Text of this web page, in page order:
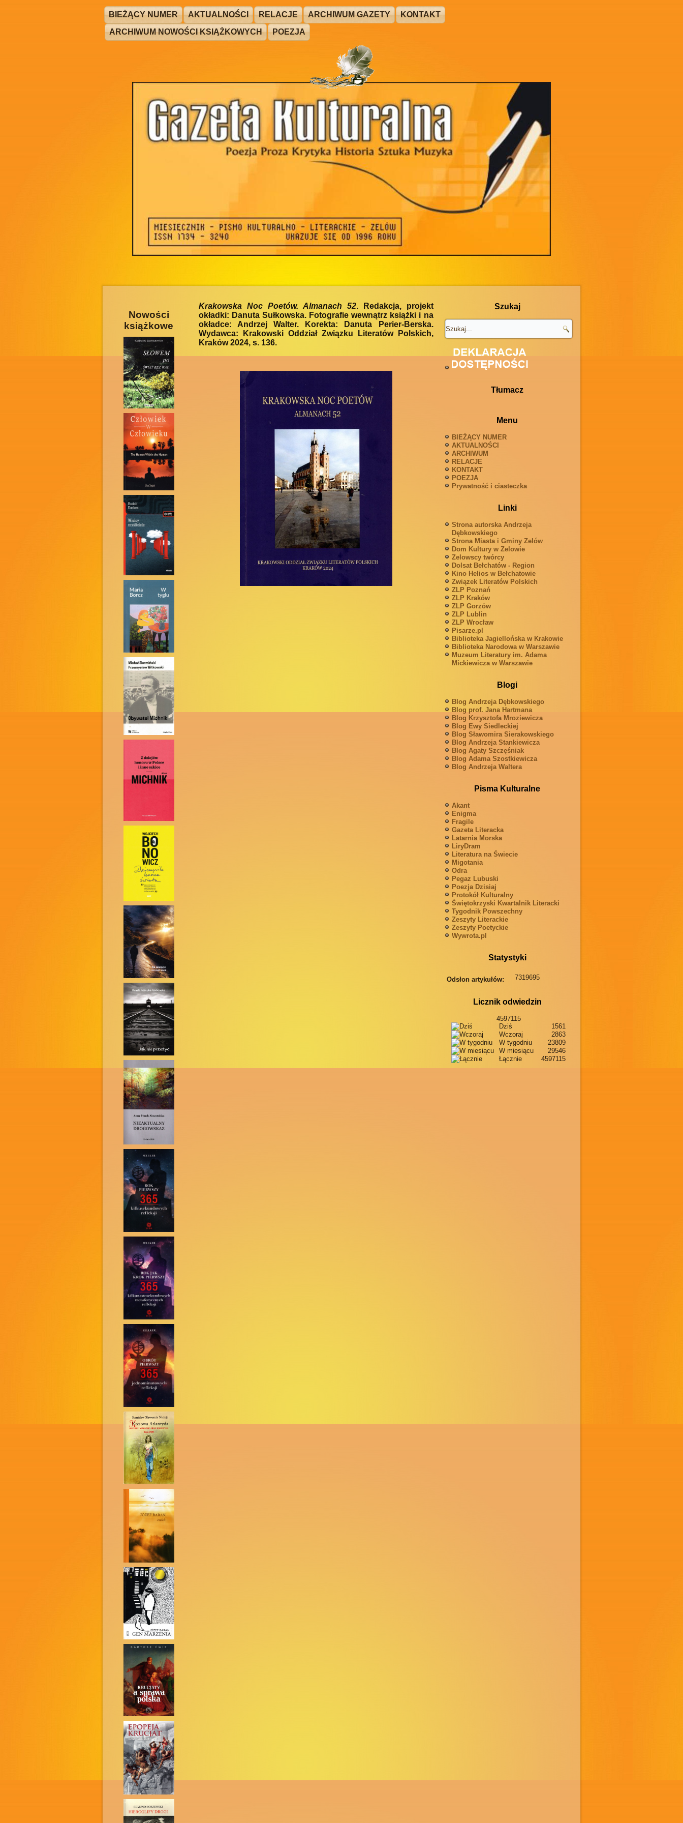
BIEŻĄCY NUMER AKTUALNOŚCI RELACJE ARCHIWUM GAZETY
KONTAKT
ARCHIWUM NOWOŚCI KSIĄŻKOWYCH
POEZJA
Nowości
książkowe
Krakowska Noc Poetów. Almanach 52. Redakcja, projekt
okładki: Danuta Sułkowska. Fotografie wewnątrz książki i na
okładce: Andrzej Walter. Korekta: Danuta Perier-Berska.
Wydawca: Krakowski Oddział Związku Literatów Polskich,
Kraków 2024, s. 136.
Szukaj
Tłumacz
Menu
BIEŻĄCY NUMER
AKTUALNOŚCI
ARCHIWUM
RELACJE
KONTAKT
POEZJA
Prywatność i ciasteczka
Linki
Strona autorska Andrzeja
Dębkowskiego
Strona Miasta i Gminy Zelów
Dom Kultury w Zelowie
Zelowscy twórcy
Dolsat Bełchatów - Region
Kino Helios w Bełchatowie
Związek Literatów Polskich
ZLP Poznań
ZLP Kraków
ZLP Gorzów
ZLP Lublin
ZLP Wrocław
Pisarze.pl
Biblioteka Jagiellońska w Krakowie
Biblioteka Narodowa w Warszawie
Muzeum Literatury im. Adama
Mickiewicza w Warszawie
Blogi
Blog Andrzeja Dębkowskiego
Blog prof. Jana Hartmana
Blog Krzysztofa Mroziewicza
Blog Ewy Siedleckiej
Blog Sławomira Sierakowskiego
Blog Andrzeja Stankiewicza
Blog Agaty Szczęśniak
Blog Adama Szostkiewicza
Blog Andrzeja Waltera
Pisma Kulturalne
Akant
Enigma
Fragile
Gazeta Literacka
Latarnia Morska
LiryDram
Literatura na Świecie
Migotania
Odra
Pegaz Lubuski
Poezja Dzisiaj
Protokół Kulturalny
Świętokrzyski Kwartalnik Literacki
Tygodnik Powszechny
Zeszyty Literackie
Zeszyty Poetyckie
Wywrota.pl
Statystyki
Odsłon artykułów: 7319695
Licznik odwiedzin
4597115
Dziś
1561
Wczoraj
2863
W tygodniu
23809
W miesiącu
29546
Łącznie
4597115